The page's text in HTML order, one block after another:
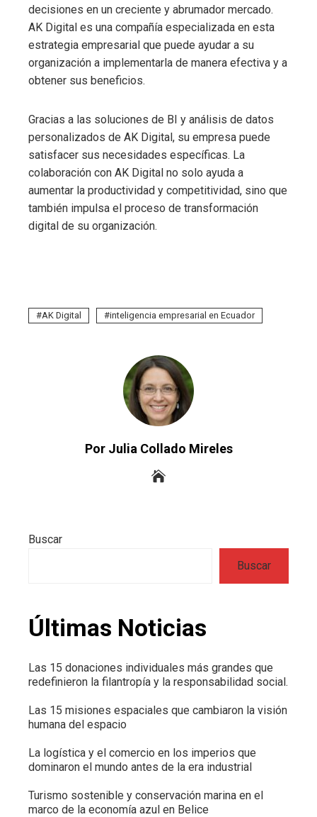
decisiones en un creciente y abrumador mercado.
AK Digital es una compañía especializada en esta
estrategia empresarial que puede ayudar a su
organización a implementarla de manera efectiva y a
obtener sus beneficios.
Gracias a las soluciones de BI y análisis de datos
personalizados de AK Digital, su empresa puede
satisfacer sus necesidades específicas. La
colaboración con AK Digital no solo ayuda a
aumentar la productividad y competitividad, sino que
también impulsa el proceso de transformación
digital de su organización.
AK Digital inteligencia empresarial en Ecuador
Por Julia Collado Mireles
Buscar
Buscar
Últimas Noticias
Las 15 donaciones individuales más grandes que
redefinieron la filantropía y la responsabilidad social.
Las 15 misiones espaciales que cambiaron la visión
humana del espacio
La logística y el comercio en los imperios que
dominaron el mundo antes de la era industrial
Turismo sostenible y conservación marina en el
marco de la economía azul en Belice